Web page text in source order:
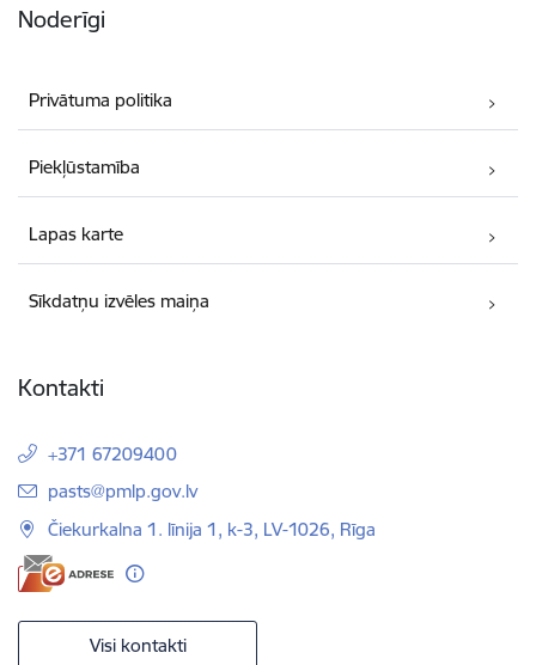
Noderīgi
Privātuma politika
Piekļūstamība
Lapas karte
Sīkdatņu izvēles maiņa
Kontakti
+371 67209400
E-pasts:
pasts@pmlp.gov.lv
Čiekurkalna 1. līnija 1, k-3, LV-1026, Rīga
Visi kontakti